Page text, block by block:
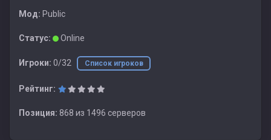
Мод: Public
Статус: Online
Игроки: 0/32 Список игроков
Рейтинг:
Позиция: 868 из 1496 серверов